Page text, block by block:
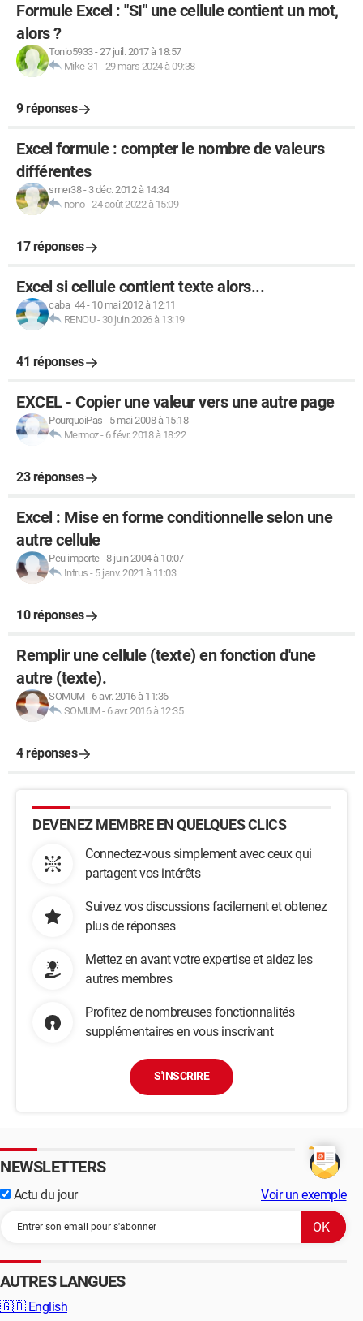
Formule Excel : "SI" une cellule contient un mot,
alors ?
Tonio5933-27 juil. 2017 à 18:57
Mike-31 -29 mars 2024 à 09:38
9 réponses
Excel formule : compter le nombre de valeurs
différentes
smer38- 3 déc. 2012 à 14:34
nono-24 août 2022 à 15:09
17 réponses
Excel si cellule contient texte alors...
caba_44- 10 mai 2012 à 12:11
RENOU- 30 juin 2026 à 13:19
41 réponses
EXCEL - Copier une valeur vers une autre page
PourquoiPas - 5 mai 2008 à 15:18
Mermoz- 6 févr. 2018 à 18:22
23 réponses
Excel : Mise en forme conditionnelle selon une
autre cellule
Peu importe-8 juin 2004 à 10:07
Intrus - 5 janv. 2021 à 11:03
10 réponses
Remplir une cellule (texte) en fonction d'une
autre (texte).
SOMUM- 6 avr. 2016 à 11:36
SOMUM- 6 avr. 2016 à 12:35
4 réponses
DEVENEZ MEMBRE EN QUELQUES CLICS
Connectez-vous simplement avec ceux qui
partagent vos intérêts
Suivez vos discussions facilement et obtenez
plus de réponses
Mettez en avant votre expertise et aidez les
autres membres
Profitez de nombreuses fonctionnalités
supplémentaires en vous inscrivant
S'INSCRIRE
NEWSLETTERS
Actu du jour Voir un exemple
AUTRES LANGUES
🇬🇧 English